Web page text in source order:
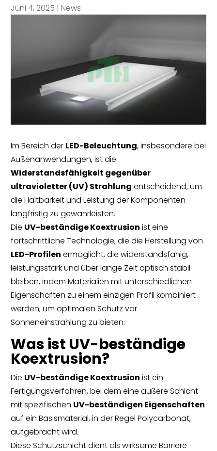
Juni 4, 2025 |News
Im Bereich der LED-Beleuchtung, insbesondere bei
Außenanwendungen, ist die
Widerstandsfähigkeit gegenüber
ultravioletter (UV) Strahlung entscheidend, um
die Haltbarkeit und Leistung der Komponenten
langfristig zu gewährleisten.
Die UV-beständige Koextrusion ist eine
fortschrittliche Technologie, die die Herstellung von
LED-Profilen ermöglicht, die widerstandsfähig,
leistungsstark und über lange Zeit optisch stabil
bleiben, indem Materialien mit unterschiedlichen
Eigenschaften zu einem einzigen Profil kombiniert
werden, um optimalen Schutz vor
Sonneneinstrahlung zu bieten.
Was ist UV-beständige
Koextrusion?
Die UV-beständige Koextrusion ist ein
Fertigungsverfahren, bei dem eine äußere Schicht
mit spezifischen UV-beständigen Eigenschaften
auf ein Basismaterial, in der Regel Polycarbonat,
aufgebracht wird.
Diese Schutzschicht dient als wirksame Barriere